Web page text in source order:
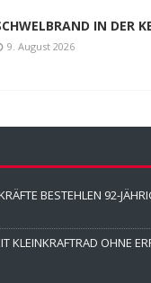
IN DER
9. August 2026
BESTEHLEN 92-
KLEINKRAFTRAD OHNE